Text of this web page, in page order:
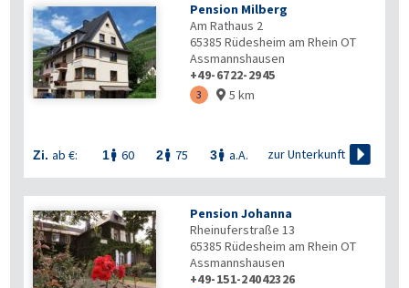
Pension Milberg
Am Rathaus 2
65385 Rüdesheim am Rhein OT
Assmannshausen
+49-6722-2945
3  5 km
Zi. ab €: 1 60 2 75 3 a.A. zur Unterkunft 
Pension Johanna
Rheinuferstraße 13
65385 Rüdesheim am Rhein OT
Assmannshausen
+49-151-24042326